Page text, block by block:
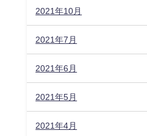
2021年10月
2021年7月
2021年6月
2021年5月
2021年4月